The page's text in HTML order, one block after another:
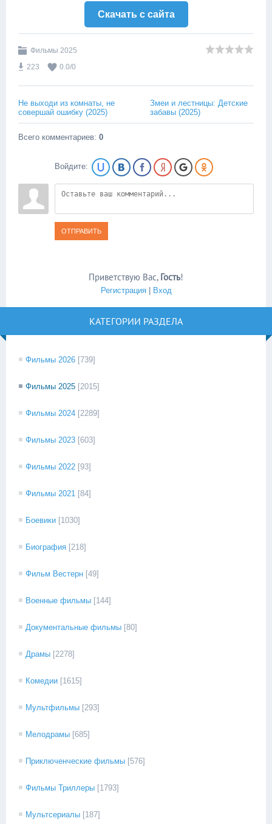
Скачать c сайта
Фильмы 2025
223
0.0/0
Не выходи из комнаты, не
совершай ошибку (2025)
Змеи и лестницы: Детские
забавы (2025)
Всего комментариев: 0
Войдите:
ОТПРАВИТЬ
Приветствую Вас, Гость!
Регистрация| Вход
КАТЕГОРИИ РАЗДЕЛА
Фильмы 2026 [739]
Фильмы 2025 [2015]
Фильмы 2024 [2289]
Фильмы 2023 [603]
Фильмы 2022 [93]
Фильмы 2021 [84]
Боевики [1030]
Биография [218]
Фильм Вестерн [49]
Военные фильмы [144]
Документальные фильмы [80]
Драмы [2278]
Комедии [1615]
Мультфильмы [293]
Мелодрамы [685]
Приключенческие фильмы [576]
Фильмы Триллеры [1793]
Мультсериалы [187]